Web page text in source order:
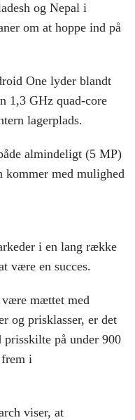
og Nepal i
om at hoppe ind på
One lyder blandt
1,3 GHz quad-core
lagerplads.
almindeligt (5 MP)
kommer med mulighed
i en lang række
være en succes.
være mættet med
og prisklasser, er det
prisskilte på under 900
i
viser, at